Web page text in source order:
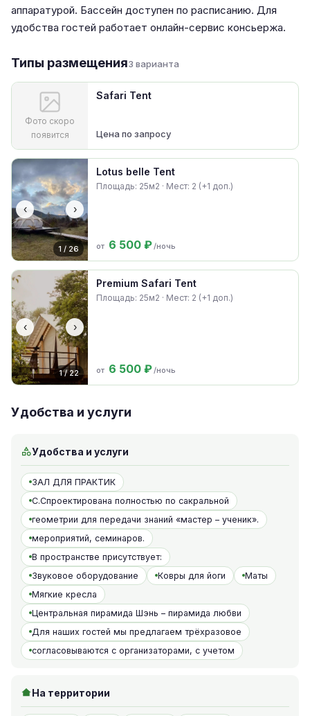
аппаратурой. Бассейн доступен по расписанию. Для
удобства гостей работает онлайн-сервис консьержа.
Типы размещения3 варианта
Фото скоро
появится
Safari Tent
Цена по запросу
‹ ›
1 / 26
Lotus belle Tent
Площадь: 25м2 · Мест: 2 (+1 доп.)
от 6 500 ₽ /ночь
‹ ›
1 / 22
Premium Safari Tent
Площадь: 25м2 · Мест: 2 (+1 доп.)
от 6 500 ₽ /ночь
Удобства и услуги
Удобства и услуги
ЗАЛ ДЛЯ ПРАКТИК
С.Спроектирована полностью по сакральной
геометрии для передачи знаний «мастер – ученик».
мероприятий, семинаров.
В пространстве присутствует:
Звуковое оборудование
Ковры для йоги
Маты
Мягкие кресла
Центральная пирамида Шэнь – пирамида любви
Для наших гостей мы предлагаем трёхразовое
согласовываются с организаторами, с учетом
На территории